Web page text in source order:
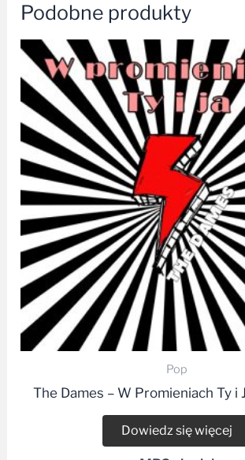
Podobne produkty
Pop
The Dames – W Promieniach Ty i
Dowiedz się więcej